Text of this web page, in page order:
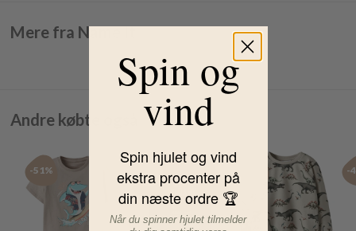
Mere fra Name It
Andre købte også
-51% -
Spin og
vind
Spin hjulet og vind
ekstra procenter på
din næste ordre 🏆
Når du spinner hjulet tilmelder